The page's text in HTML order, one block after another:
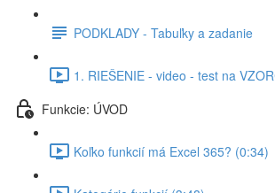
PODKLADY - Tabuľky a zadanie
1. RIEŠENIE - video - test na
Funkcie: ÚVOD
Koľko funkcií má Excel 365? (0:34)